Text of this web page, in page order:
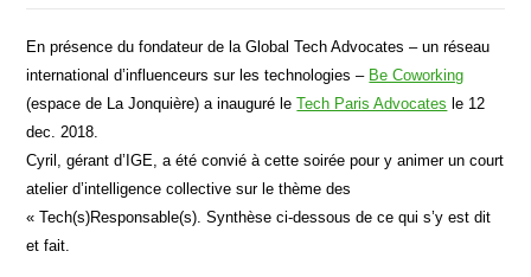
En présence du fondateur de la Global Tech Advocates – un réseau
international d’influenceurs sur les technologies – Be Coworking
(espace de La Jonquière) a inauguré leTech Paris Advocates le 12
dec. 2018.
Cyril, gérant d’IGE, a été convié à cette soirée pour y animer un court
atelier d’intelligence collective sur le thème des
« Tech(s)Responsable(s). Synthèse ci-dessous de ce qui s’y est dit
et fait.